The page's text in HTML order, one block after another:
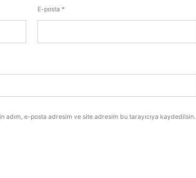
E-posta *
adım, e-posta adresim ve site adresim bu tarayıcıya kaydedilsin.